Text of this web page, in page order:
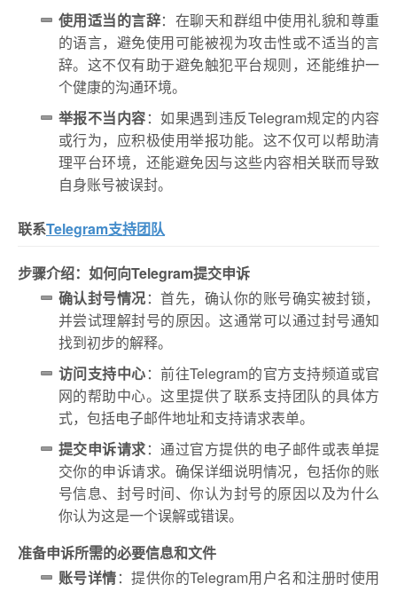
使用适当的言辞：在聊天和群组中使用礼貌和尊重
的语言，避免使用可能被视为攻击性或不适当的言
辞。这不仅有助于避免触犯平台规则，还能维护一
个健康的沟通环境。
举报不当内容：如果遇到违反Telegram规定的内容
或行为，应积极使用举报功能。这不仅可以帮助清
理平台环境，还能避免因与这些内容相关联而导致
自身账号被误封。
联系Telegram支持团队
步骤介绍：如何向Telegram提交申诉
确认封号情况：首先，确认你的账号确实被封锁，
并尝试理解封号的原因。这通常可以通过封号通知
找到初步的解释。
访问支持中心：前往Telegram的官方支持频道或官
网的帮助中心。这里提供了联系支持团队的具体方
式，包括电子邮件地址和支持请求表单。
提交申诉请求：通过官方提供的电子邮件或表单提
交你的申诉请求。确保详细说明情况，包括你的账
号信息、封号时间、你认为封号的原因以及为什么
你认为这是一个误解或错误。
准备申诉所需的必要信息和文件
账号详情：提供你的Telegram用户名和注册时使用